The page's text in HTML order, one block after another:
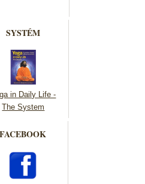
SYSTÉM
in Daily Life -
The System
FACEBOOK